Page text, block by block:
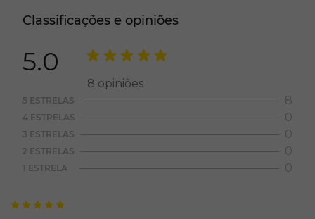
Classificações e opiniões
5.0
8 opiniões
5 ESTRELAS 8
4 ESTRELAS 0
3 ESTRELAS 0
2 ESTRELAS 0
1 ESTRELA 0